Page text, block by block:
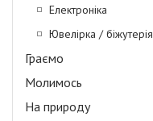
Електроніка
Ювелірка / біжутерія
Граємо
Молимось
На природу